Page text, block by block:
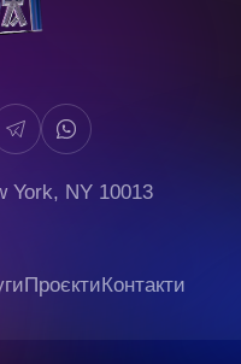
York, NY 10013
Проєкти Контакти